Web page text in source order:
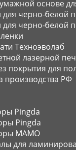
основе
для черно-белой
для черно-белой
Техноэволаб
лазерной
покрытия для
производства РФ
Pingda
Pingda
MAMO
для